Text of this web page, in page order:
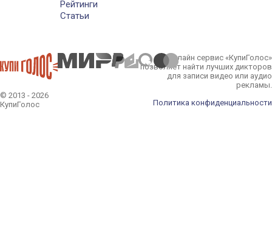
Рейтинги
Статьи
© 2013 - 2026
КупиГолос
Онлайн сервис «КупиГолос»
позволяет найти лучших дикторов
для записи видео или аудио
рекламы.
Политика конфиденциальности